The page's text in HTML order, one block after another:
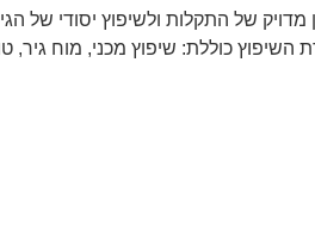
של התקלות ולשיפוץ יסודי של
כוללת: שיפוץ מכני, מוח גיר,